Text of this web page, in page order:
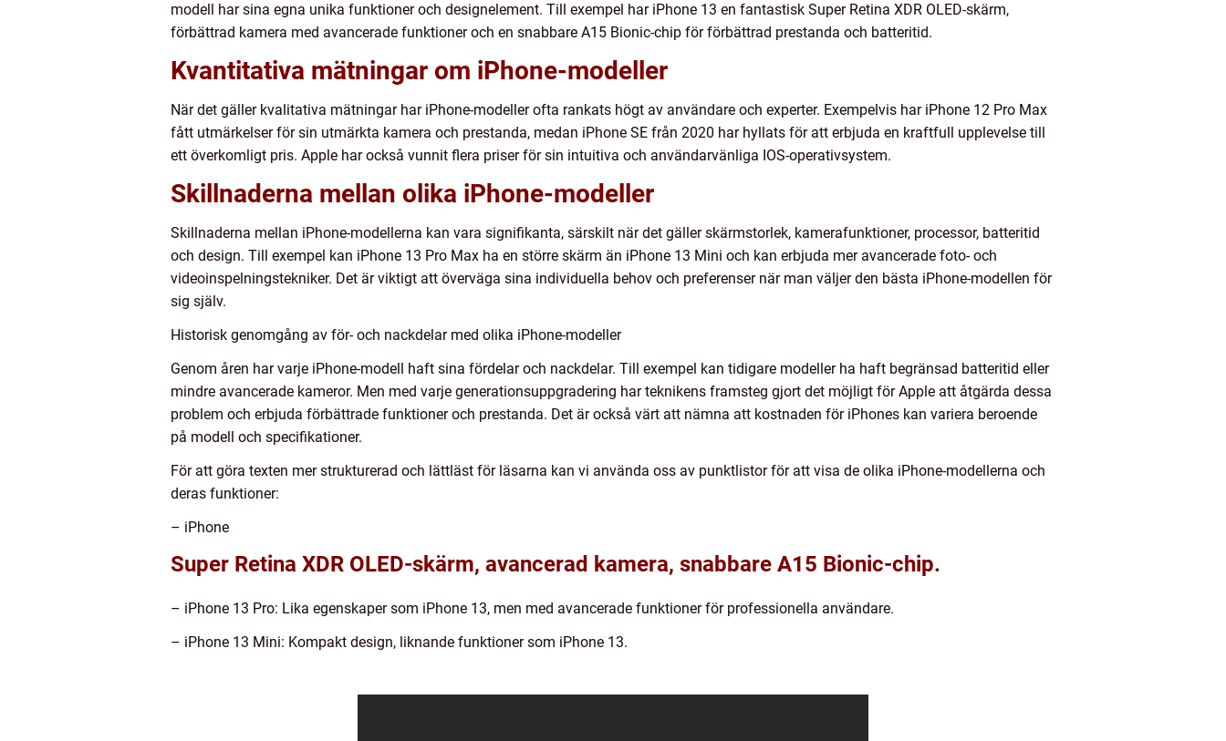
modell har sina egna unika funktioner och designelement. Till exempel har iPhone 13 en fantastisk Super Retina XDR OLED-skärm,
förbättrad kamera med avancerade funktioner och en snabbare A15 Bionic-chip för förbättrad prestanda och batteritid.
Kvantitativa mätningar om iPhone-modeller
När det gäller kvalitativa mätningar har iPhone-modeller ofta rankats högt av användare och experter. Exempelvis har iPhone 12 Pro Max
fått utmärkelser för sin utmärkta kamera och prestanda, medan iPhone SE från 2020 har hyllats för att erbjuda en kraftfull upplevelse till
ett överkomligt pris. Apple har också vunnit flera priser för sin intuitiva och användarvänliga IOS-operativsystem.
Skillnaderna mellan olika iPhone-modeller
Skillnaderna mellan iPhone-modellerna kan vara signifikanta, särskilt när det gäller skärmstorlek, kamerafunktioner, processor, batteritid
och design. Till exempel kan iPhone 13 Pro Max ha en större skärm än iPhone 13 Mini och kan erbjuda mer avancerade foto- och
videoinspelningstekniker. Det är viktigt att överväga sina individuella behov och preferenser när man väljer den bästa iPhone-modellen för
sig själv.
Historisk genomgång av för- och nackdelar med olika iPhone-modeller
Genom åren har varje iPhone-modell haft sina fördelar och nackdelar. Till exempel kan tidigare modeller ha haft begränsad batteritid eller
mindre avancerade kameror. Men med varje generationsuppgradering har teknikens framsteg gjort det möjligt för Apple att åtgärda dessa
problem och erbjuda förbättrade funktioner och prestanda. Det är också värt att nämna att kostnaden för iPhones kan variera beroende
på modell och specifikationer.
För att göra texten mer strukturerad och lättläst för läsarna kan vi använda oss av punktlistor för att visa de olika iPhone-modellerna och
deras funktioner:
– iPhone
Super Retina XDR OLED-skärm, avancerad kamera, snabbare A15 Bionic-chip.
– iPhone 13 Pro: Lika egenskaper som iPhone 13, men med avancerade funktioner för professionella användare.
– iPhone 13 Mini: Kompakt design, liknande funktioner som iPhone 13.